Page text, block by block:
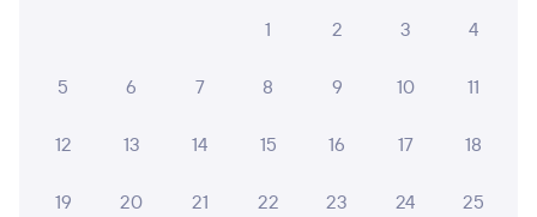
Мы используем cookies для более удобной работы
1
2 3 4
5 6 7 8 9 10 11
12 13 14 15 16 17 18
19 20 21 22 23 24 25